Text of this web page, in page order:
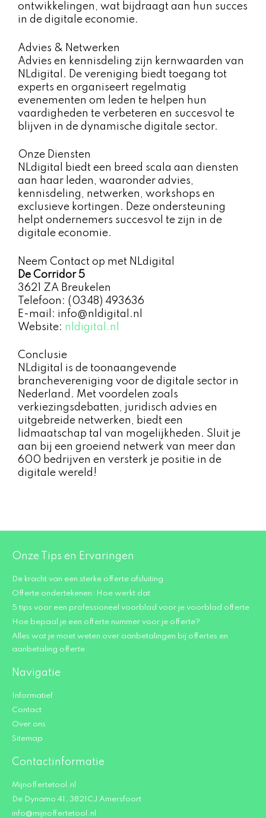
ontwikkelingen, wat bijdraagt aan hun succes
in de digitale economie.
Advies & Netwerken
Advies en kennisdeling zijn kernwaarden van
NLdigital. De vereniging biedt toegang tot
experts en organiseert regelmatig
evenementen om leden te helpen hun
vaardigheden te verbeteren en succesvol te
blijven in de dynamische digitale sector.
Onze Diensten
NLdigital biedt een breed scala aan diensten
aan haar leden, waaronder advies,
kennisdeling, netwerken, workshops en
exclusieve kortingen. Deze ondersteuning
helpt ondernemers succesvol te zijn in de
digitale economie.
Neem Contact op met NLdigital
De Corridor 5
3621 ZA Breukelen
Telefoon: (0348) 493636
E-mail: info@nldigital.nl
Website: nldigital.nl
Conclusie
NLdigital is de toonaangevende
branchevereniging voor de digitale sector in
Nederland. Met voordelen zoals
verkiezingsdebatten, juridisch advies en
uitgebreide netwerken, biedt een
lidmaatschap tal van mogelijkheden. Sluit je
aan bij een groeiend netwerk van meer dan
600 bedrijven en versterk je positie in de
digitale wereld!
Onze Tips en Ervaringen
De kracht van een sterke offerte afsluiting
Offerte ondertekenen: Hoe werkt dat
5 tips voor een professioneel voorblad voor je voorblad offerte
Hoe bepaal je een offerte nummer voor je offerte?
Alles wat je moet weten over aanbetalingen bij offertes en
aanbetaling offerte
Navigatie
Informatief
Contact
Over ons
Sitemap
Contactinformatie
Mijnoffertetool.nl
De Dynamo 41, 3821CJ Amersfoort
info@mijnoffertetool.nl